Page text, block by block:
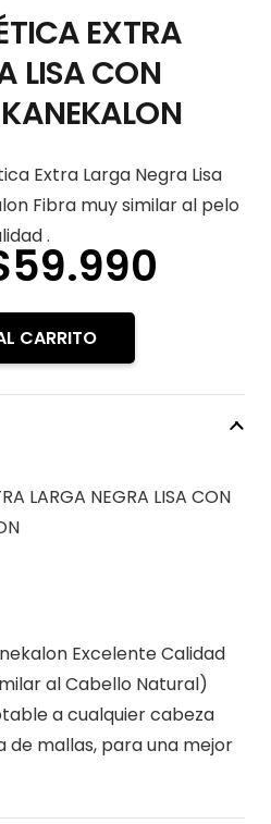
EXTRA
LISA CON
Extra Larga Negra Lisa
Fibra muy similar al pelo
.
59.990
CARRITO
LARGA NEGRA LISA CON
Excelente Calidad
al Cabello Natural)
a cualquier cabeza
de mallas, para una mejor